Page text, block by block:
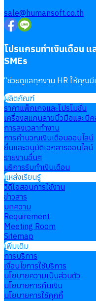
sale@humansoft.co.th
โปรแกรมทำเงินเดือน แ
SMEs
“ช่วยดูแลทุกงาน HR ให้คุณมี
ผลิตภัณฑ์
ราคาแพ็กเกจและโปรโมชั่น
เครื่องสแกนลายนิ้วมือและบี
การลงเวลาทำงาน
การคำนวณเงินเดือนออนไลน์
ยื่นและอนุมัติเอกสารออนไลน์
รายงานอื่นๆ
บริการรับทำเงินเดือน
แหล่งเรียนรู้
วิดีโอสอนการใช้งาน
ข่าวสาร
บทความ
Requirement
Meeting Room
Sitemap
เพิ่มเติม
การบริการ
เงื่อนไขการใช้บริการ
นโยบายความเป็นส่วนตัว
นโยบายการคืนเงิน
นโยบายการใช้คุกกี้